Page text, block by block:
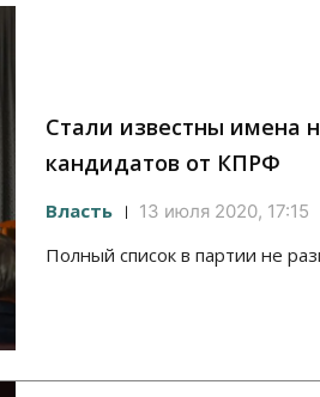
Стали известны имена
кандидатов от КПРФ
Власть 13 июля 2020, 17:15
Полный список в партии не